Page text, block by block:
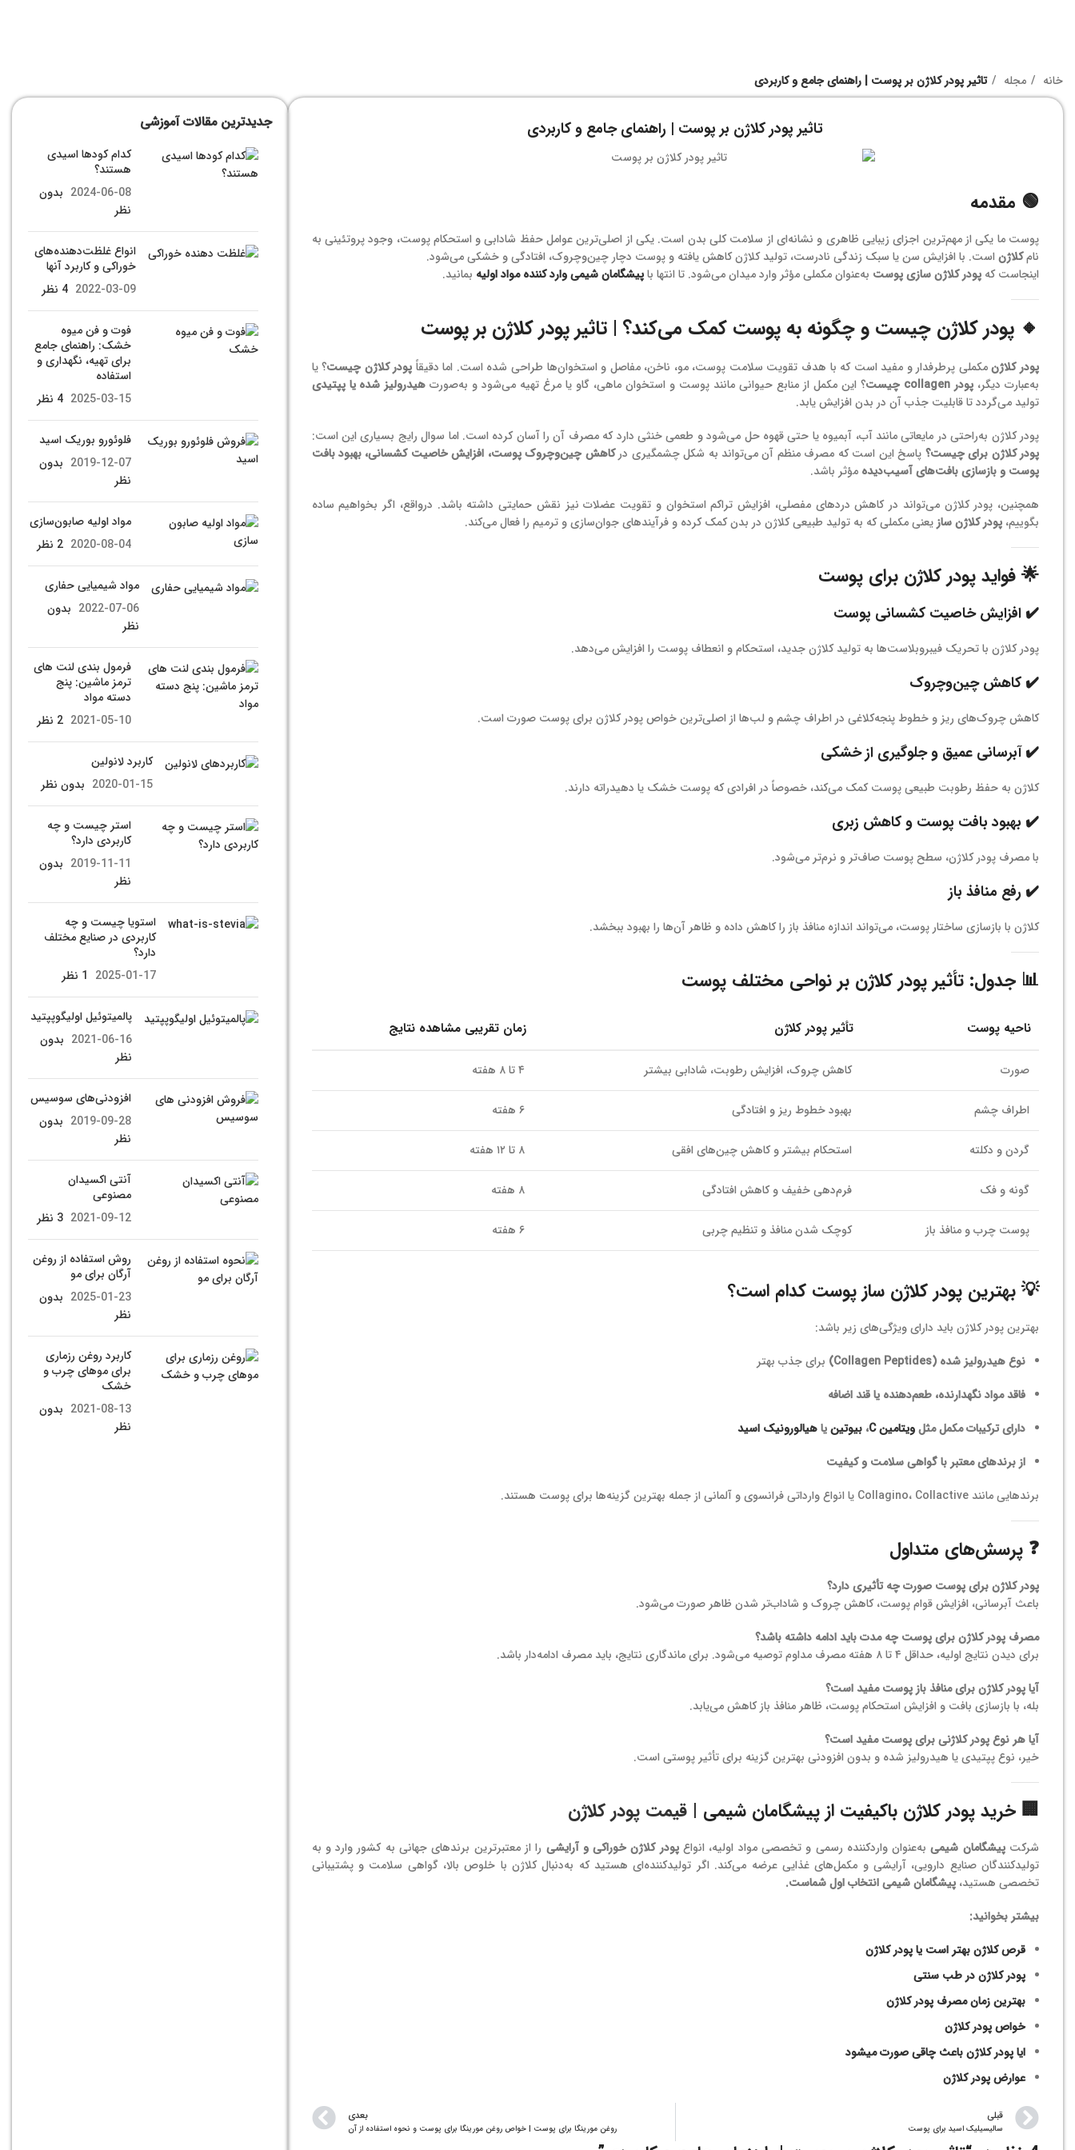
خانه مجله تاثیر پودر کلاژن بر پوست | راهنمای جامع و کاربردی
تاثیر پودر کلاژن بر پوست | راهنمای جامع و کاربردی
🟢 مقدمه
پوست ما یکی از مهم‌ترین اجزای زیبایی ظاهری و نشانه‌ای از سلامت کلی بدن است. یکی از اصلی‌ترین عوامل حفظ شادابی و استحکام پوست، وجود پروتئینی به
نامکلاژن است. با افزایش سن یا سبک زندگی نادرست، تولید کلاژن کاهش یافته و پوست دچار چین‌وچروک، افتادگی و خشکی می‌شود.
اینجاست که پودر کلاژن سازی پوست به‌عنوان مکملی مؤثر وارد میدان می‌شود. تا انتها باپیشگامان شیمی وارد کننده مواد اولیه بمانید.
🔸 پودر کلاژن چیست و چگونه به پوست کمک می‌کند؟ | تاثیر پودر کلاژن بر پوست
پودر کلاژنمکملی پرطرفدار و مفید است که با هدف تقویت سلامت پوست، مو، ناخن، مفاصل و استخوان‌ها طراحی شده است. اما دقیقاً پودر کلاژن چیست؟ یا
به‌عبارت دیگر، پودر collagen چیست ؟ این مکمل از منابع حیوانی مانند پوست و استخوان ماهی، گاو یا مرغ تهیه می‌شود و به‌صورت هیدرولیز شده یا پپتیدی
تولید می‌گردد تا قابلیت جذب آن در بدن افزایش یابد.
پودر کلاژن به‌راحتی در مایعاتی مانند آب، آبمیوه یا حتی قهوه حل می‌شود و طعمی خنثی دارد که مصرف آن را آسان کرده است. اما سوال رایج بسیاری این است:
پودر کلاژن برای چیست؟ پاسخ این است که مصرف منظم آن می‌تواند به شکل چشمگیری درکاهش چین‌وچروک پوست، افزایش خاصیت کشسانی، بهبود بافت
پوست و بازسازی بافت‌های آسیب‌دیده مؤثر باشد.
همچنین، پودر کلاژن می‌تواند در کاهش دردهای مفصلی، افزایش تراکم استخوان و تقویت عضلات نیز نقش حمایتی داشته باشد. درواقع، اگر بخواهیم ساده
بگوییم، پودر کلاژن ساز یعنی مکملی که به تولید طبیعی کلاژن در بدن کمک کرده و فرآیندهای جوان‌سازی و ترمیم را فعال می‌کند.
🌟 فواید پودر کلاژن برای پوست
✔️ افزایش خاصیت کشسانی پوست
پودر کلاژن با تحریک فیبروبلاست‌ها به تولید کلاژن جدید، استحکام و انعطاف پوست را افزایش می‌دهد.
✔️ کاهش چین‌وچروک
کاهش چروک‌های ریز و خطوط پنجه‌کلاغی در اطراف چشم و لب‌ها از اصلی‌ترین خواص پودر کلاژن برای پوست صورت است.
✔️ آبرسانی عمیق و جلوگیری از خشکی
کلاژن به حفظ رطوبت طبیعی پوست کمک می‌کند، خصوصاً در افرادی که پوست خشک یا دهیدراته دارند.
✔️ بهبود بافت پوست و کاهش زبری
با مصرف پودر کلاژن، سطح پوست صاف‌تر و نرم‌تر می‌شود.
✔️ رفع منافذ باز
کلاژن با بازسازی ساختار پوست، می‌تواند اندازه منافذ باز را کاهش داده و ظاهر آن‌ها را بهبود ببخشد.
📊 جدول: تأثیر پودر کلاژن بر نواحی مختلف پوست
ناحیه پوست تأثیر پودر کلاژن زمان تقریبی مشاهده نتایج
صورت کاهش چروک، افزایش رطوبت، شادابی بیشتر ۴ تا ۸ هفته
اطراف چشم بهبود خطوط ریز و افتادگی ۶ هفته
گردن و دکلته استحکام بیشتر و کاهش چین‌های افقی ۸ تا ۱۲ هفته
گونه و فک فرم‌دهی خفیف و کاهش افتادگی ۸ هفته
پوست چرب و منافذ باز کوچک شدن منافذ و تنظیم چربی ۶ هفته
💡 بهترین پودر کلاژن ساز پوست کدام است؟
بهترین پودر کلاژن باید دارای ویژگی‌های زیر باشد:
نوع هیدرولیز شده (Collagen Peptides)
برای جذب بهتر
فاقد مواد نگهدارنده، طعم‌دهنده یا قند اضافه
دارای ترکیبات مکمل مثلویتامین C ، بیوتینیاهیالورونیک اسید
از برندهای معتبر با گواهی سلامت و کیفیت
برندهایی مانند Collagino، Collactive یا انواع وارداتی فرانسوی و آلمانی از جمله بهترین گزینه‌ها برای پوست هستند.
❓ پرسش‌های متداول
پودر کلاژن برای پوست صورت چه تأثیری دارد؟
باعث آبرسانی، افزایش قوام پوست، کاهش چروک و شاداب‌تر شدن ظاهر صورت می‌شود.
مصرف پودر کلاژن برای پوست چه مدت باید ادامه داشته باشد؟
برای دیدن نتایج اولیه، حداقل ۴ تا ۸ هفته مصرف مداوم توصیه می‌شود. برای ماندگاری نتایج، باید مصرف ادامه‌دار باشد.
آیا پودر کلاژن برای منافذ باز پوست مفید است؟
بله، با بازسازی بافت و افزایش استحکام پوست، ظاهر منافذ باز کاهش می‌یابد.
آیا هر نوع پودر کلاژنی برای پوست مفید است؟
خیر، نوع پپتیدی یا هیدرولیز شده و بدون افزودنی بهترین گزینه برای تأثیر پوستی است.
🏢 خرید پودر کلاژن باکیفیت از پیشگامان شیمی | قیمت پودر کلاژن
شرکتپیشگامان شیمیبه‌عنوان واردکننده رسمی و تخصصی مواد اولیه، انواعپودر کلاژن خوراکی و آرایشی را از معتبرترین برندهای جهانی به کشور وارد و به
تولیدکنندگان صنایع دارویی، آرایشی و مکمل‌های غذایی عرضه می‌کند. اگر تولیدکننده‌ای هستید که به‌دنبال کلاژن با خلوص بالا، گواهی سلامت و پشتیبانی
تخصصی هستید، پیشگامان شیمی انتخاب اول شماست.
بیشتر بخوانید:
قرص کلاژن بهتر است یا پودر کلاژن
پودر کلاژن در طب سنتی
بهترین زمان مصرف پودر کلاژن
خواص پودر کلاژن
ایا پودر کلاژن باعث چاقی صورت میشود
عوارض پودر کلاژن
قبلی
سالیسیلیک اسید برای پوست
بعدی
روغن مورینگا برای پوست | خواص روغن مورینگا برای پوست و نحوه استفاده از آن
جدیدترین مقالات آموزشی
کدام کودها اسیدی
هستند؟
2024-06-08 بدون
نظر
انواع غلظت‌دهنده‌های
خوراکی و کاربرد آنها
2022-03-09 4 نظر
فوت و فن میوه
خشک: راهنمای جامع
برای تهیه، نگهداری و
استفاده
2025-03-15 4 نظر
فلوئورو بوریک اسید
2019-12-07 بدون
نظر
مواد اولیه صابون‌سازی
2020-08-04 2 نظر
مواد شیمیایی حفاری
2022-07-06 بدون
نظر
فرمول بندی لنت های
ترمز ماشین: پنج
دسته مواد
2021-05-10 2 نظر
کاربرد لانولین
2020-01-15 بدون نظر
استر چیست و چه
کاربردی دارد؟
2019-11-11 بدون
نظر
استویا چیست و چه
کاربردی در صنایع مختلف
دارد؟
2025-01-17 1 نظر
پالمیتوئیل اولیگوپپتید
2021-06-16 بدون
نظر
افزودنی‌های سوسیس
2019-09-28 بدون
نظر
آنتی اکسیدان
مصنوعی
2021-09-12 3 نظر
روش استفاده از روغن
آرگان برای مو
2025-01-23 بدون
نظر
کاربرد روغن رزماری
برای موهای چرب و
خشک
2021-08-13 بدون
نظر